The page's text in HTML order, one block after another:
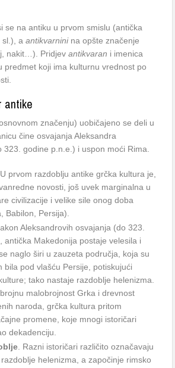
se na antiku u prvom smislu (antička
sl.), aantikvarninina opšte značenje
nakit…). Pridjevantikvaran i imenica
predmet koji ima kulturnu vrednost po
antike
značenju) uobičajeno se deli u
čine osvajanja Aleksandra
godine p.n.e.) i uspon moći Rima.
. U prvom razdoblju antike grčka kultura je,
novosti, još uvek marginalna u
civilizacije i velike sile onog doba
Babilon, Persija).
Aleksandrovih osvajanja (do 323.
antička Makedonija postaje velesila i
naglo širi u zauzeta područja, koja su
bila pod vlašću Persije, potiskujući
tako nastaje razdoblje helenizma.
malobrojnost Grka i drevnost
naroda, grčka kultura pritom
promene, koje mnogi istoričari
dekadenciju.
. Razni istoričari različito označavaju
helenizma, a započinje rimsko